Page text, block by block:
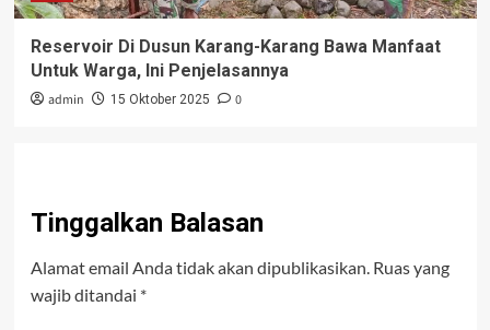
Reservoir Di Dusun Karang-Karang Bawa Manfaat
Untuk Warga, Ini Penjelasannya
admin 15 Oktober 2025 0
Tinggalkan Balasan
Alamat email Anda tidak akan dipublikasikan. Ruas yang
wajib ditandai *